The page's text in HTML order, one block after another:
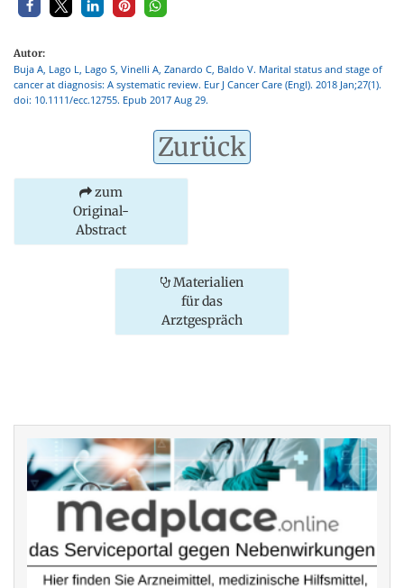
Autor:
Buja A, Lago L, Lago S, Vinelli A, Zanardo C, Baldo V. Marital status and stage of
cancer at diagnosis: A systematic review. Eur J Cancer Care (Engl). 2018 Jan;27(1).
doi: 10.1111/ecc.12755. Epub 2017 Aug 29.
Zurück
zum
Original-
Abstract
Materialien
für das
Arztgespräch